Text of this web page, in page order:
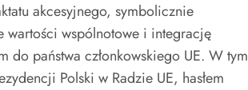
akcesyjnego, symbolicznie
wartości wspólnotowe i integrację
do państwa członkowskiego UE. W tym
Polski w Radzie UE, hasłem